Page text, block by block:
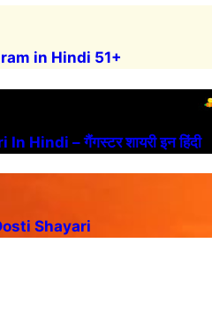
in Hindi 51+
Hindi – गैंगस्टर शायरी इन हिंदी
Dosti Shayari